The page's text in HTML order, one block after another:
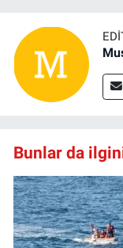
Bunlar da